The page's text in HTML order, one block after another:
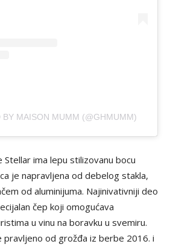
BY MAISON MUMM (@GHMUMM)
Stellar ima lepu stilizovanu bocu
je napravljena od debelog stakla,
od aluminijuma. Najinivativniji deo
čep koji omogućava
u vinu na boravku u svemiru.
pravljeno od grožđa iz berbe 2016. i